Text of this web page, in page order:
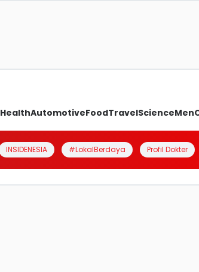
HealthAutomotiveFoodTravelScienceMen
INSIDENESIA #LokalBerdaya Profil Dokter